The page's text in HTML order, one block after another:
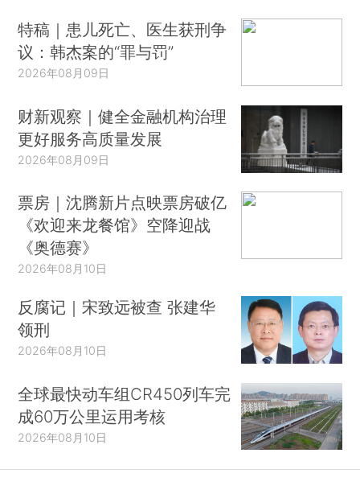
特稿｜患儿死亡、医生获刑争
议：韩杰案的“罪与罚”
2026年08月09日
财新观察｜健全金融机构治理
更好服务高质量发展
2026年08月09日
票房｜沈腾新片点映票房破亿
《欢迎来龙餐馆》空降迎战
《奥德赛》
2026年08月10日
反腐记｜宋致远被查 张建华
领刑
2026年08月10日
全球最快动车组CR450列车完
成60万公里运用考核
2026年08月10日